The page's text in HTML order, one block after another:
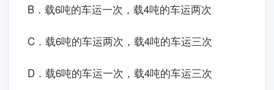
B．载6吨的车运一次，载4吨的车运两次
C．载6吨的车运两次，载4吨的车运三次
D．载6吨的车运一次，载4吨的车运三次